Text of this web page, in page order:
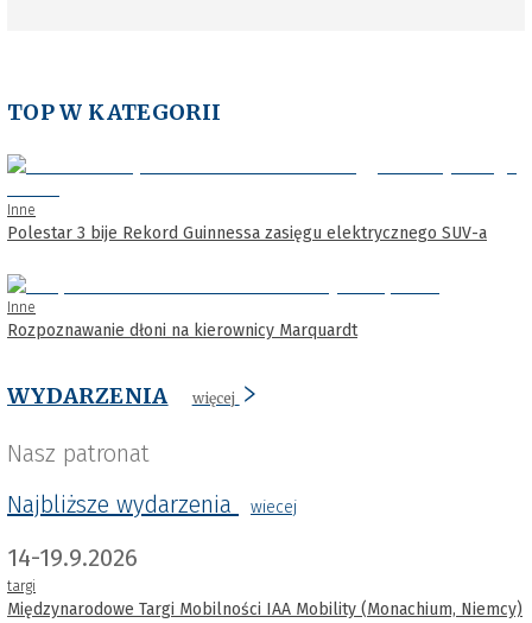
TOP W KATEGORII
Inne
Polestar 3 bije Rekord Guinnessa zasięgu elektrycznego SUV-a
Inne
Rozpoznawanie dłoni na kierownicy Marquardt
WYDARZENIA więcej
Nasz patronat
Najbliższe wydarzenia
wiecej
14-19.9.2026
targi
Międzynarodowe Targi Mobilności IAA Mobility (Monachium, Niemcy)